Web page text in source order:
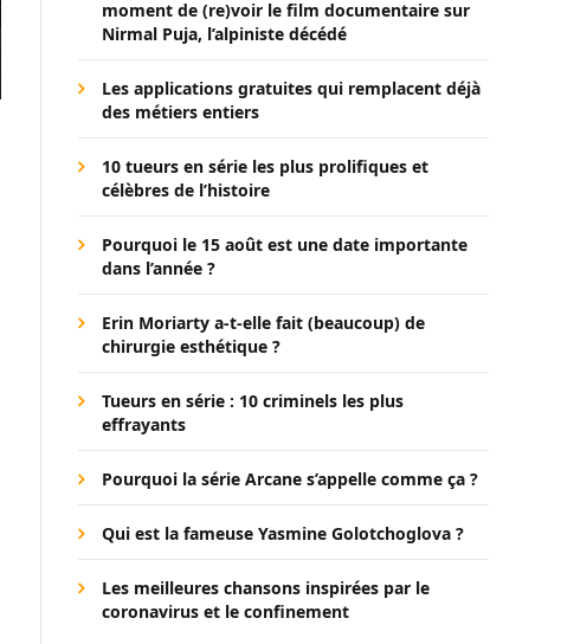
moment de (re)voir le film documentaire sur
Nirmal Puja, l’alpiniste décédé
Les applications gratuites qui remplacent déjà
des métiers entiers
10 tueurs en série les plus prolifiques et
célèbres de l’histoire
Pourquoi le 15 août est une date importante
dans l’année ?
Erin Moriarty a-t-elle fait (beaucoup) de
chirurgie esthétique ?
Tueurs en série : 10 criminels les plus
effrayants
Pourquoi la série Arcane s’appelle comme ça ?
Qui est la fameuse Yasmine Golotchoglova ?
Les meilleures chansons inspirées par le
coronavirus et le confinement